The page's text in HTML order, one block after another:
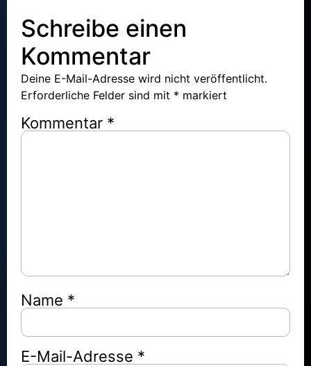
Schreibe einen
Kommentar
Deine E-Mail-Adresse wird nicht veröffentlicht.
Erforderliche Felder sind mit * markiert
Kommentar *
Name *
E-Mail-Adresse *